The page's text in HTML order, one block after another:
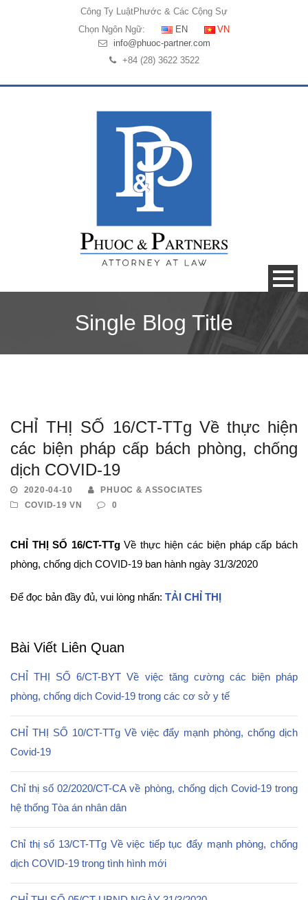
Công Ty LuậtPhước & Các Cộng Sự
Chọn Ngôn Ngữ:
EN
VN
info@phuoc-partner.com
+84 (28) 3622 3522
Single Blog Title
CHỈ THỊ SỐ 16/CT-TTg Về thực hiện
các biện pháp cấp bách phòng, chống
dịch COVID-19
2020-04-10
PHUOC & ASSOCIATES
COVID-19 VN
0
CHỈ THỊ SỐ 16/CT-TTgVề thực hiện các biện pháp cấp bách
phòng, chống dịch COVID-19 ban hành ngày 31/3/2020
Để đọc bản đầy đủ, vui lòng nhấn: TẢI CHỈ THỊ
Bài Viết Liên Quan
CHỈ THỊ SỐ 6/CT-BYT Về việc tăng cường các biện pháp
phòng, chống dịch Covid-19 trong các cơ sở y tế
CHỈ THỊ SỐ 10/CT-TTg Về việc đẩy mạnh phòng, chống dịch
Covid-19
Chỉ thị số 02/2020/CT-CA về phòng, chống dịch Covid-19 trong
hệ thống Tòa án nhân dân
Chỉ thị số 13/CT-TTg Về việc tiếp tục đẩy mạnh phòng, chống
dịch COVID-19 trong tình hình mới